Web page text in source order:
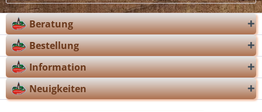
Beratung
Bestellung
Information
Neuigkeiten